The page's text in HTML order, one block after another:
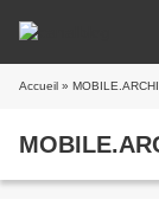
Accueil »